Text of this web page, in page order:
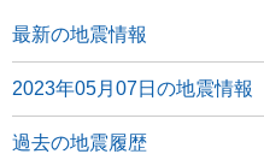
最新の地震情報
2023年05月07日の地震情報
過去の地震履歴